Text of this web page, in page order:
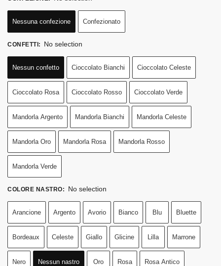
Nessuna confezione Confezionato
CONFETTI: No selection
Nessun confetto Cioccolato Bianchi Cioccolato Celeste
Cioccolato Rosa Cioccolato Rosso Cioccolato Verde
Mandorla Argento Mandorla Bianchi Mandorla Celeste
Mandorla Oro Mandorla Rosa Mandorla Rosso
Mandorla Verde
COLORE NASTRO: No selection
Arancione Argento Avorio Bianco Blu Bluette
Bordeaux Celeste Giallo Glicine Lilla Marrone
Nero Nessun nastro Oro Rosa Rosa Antico